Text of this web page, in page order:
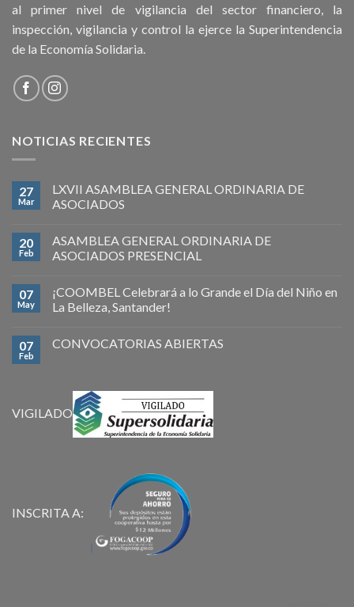
al primer nivel de vigilancia del sector financiero, la
inspección, vigilancia y control la ejerce la Superintendencia
de la Economía Solidaria.
NOTICIAS RECIENTES
27
Mar
LXVII ASAMBLEA GENERAL ORDINARIA DE
ASOCIADOS
20
Feb
ASAMBLEA GENERAL ORDINARIA DE
ASOCIADOS PRESENCIAL
07
May
¡COOMBEL Celebrará a lo Grande el Día del Niño en
La Belleza, Santander!
07
Feb
CONVOCATORIAS ABIERTAS
VIGILADO
INSCRITA A: